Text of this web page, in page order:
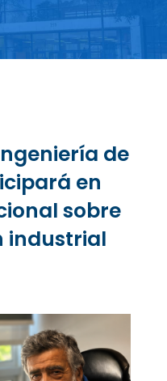
de
en
sobre
industrial